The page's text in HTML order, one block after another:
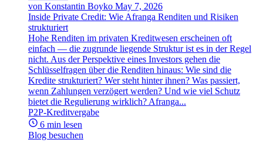
von Konstantin Boyko May 7, 2026
Inside Private Credit: Wie Afranga Renditen und Risiken
strukturiert
Hohe Renditen im privaten Kreditwesen erscheinen oft
einfach — die zugrunde liegende Struktur ist es in der Regel
nicht. Aus der Perspektive eines Investors gehen die
Schlüsselfragen über die Renditen hinaus: Wie sind die
Kredite strukturiert? Wer steht hinter ihnen? Was passiert,
wenn Zahlungen verzögert werden? Und wie viel Schutz
bietet die Regulierung wirklich? Afranga...
P2P-Kreditvergabe
6 min lesen
Blog besuchen